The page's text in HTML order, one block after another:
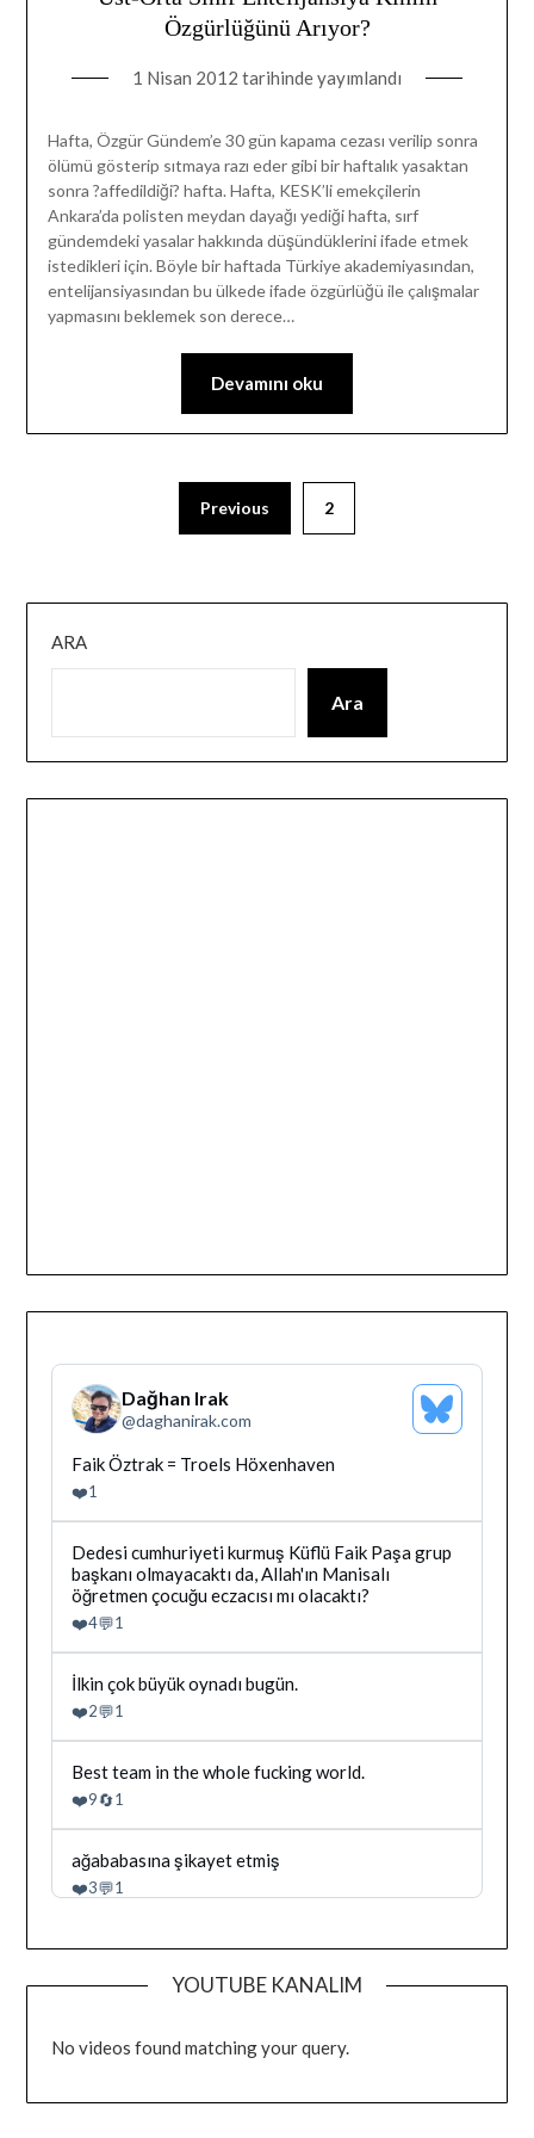
Özgürlüğünü Arıyor?
1 Nisan 2012 tarihinde yayımlandı
Hafta, Özgür Gündem’e 30 gün kapama cezası verilip sonra
ölümü gösterip sıtmaya razı eder gibi bir haftalık yasaktan
sonra ?affedildiği? hafta. Hafta, KESK’li emekçilerin
Ankara’da polisten meydan dayağı yediği hafta, sırf
gündemdeki yasalar hakkında düşündüklerini ifade etmek
istedikleri için. Böyle bir haftada Türkiye akademiyasından,
entelijansiyasından bu ülkede ifade özgürlüğü ile çalışmalar
yapmasını beklemek son derece…
Devamını oku
Previous 2
ARA
Ara
Dağhan Irak
@daghanirak.com
Bluesky
Profilini
Bluesky'da
Dağhan
Irak
tarafindan
yazilan
gonderiyi
goruntule
Faik Öztrak = Troels Höxenhaven
❤️1
Bluesky'da
Dağhan
Irak
tarafindan
yazilan
gonderiyi
goruntule
Dedesi cumhuriyeti kurmuş Küflü Faik Paşa grup
başkanı olmayacaktı da, Allah'ın Manisalı
öğretmen çocuğu eczacısı mı olacaktı?
❤️4💬1
Bluesky'da
Dağhan
Irak
tarafindan
yazilan
gonderiyi
goruntule
İlkin çok büyük oynadı bugün.
❤️2💬1
Bluesky'da
Dağhan
Irak
tarafindan
yazilan
gonderiyi
goruntule
Best team in the whole fucking world.
❤️9🔄1
Bluesky'da
Dağhan
Irak
yazilan
goruntule
ağababasına şikayet etmiş
❤️3💬1
YOUTUBE KANALIM
No videos found matching your query.